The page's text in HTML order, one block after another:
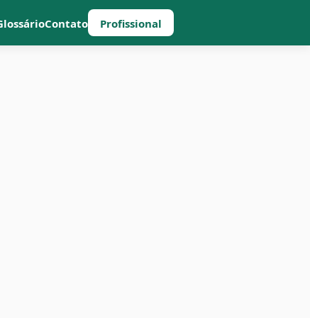
Contato Profissional